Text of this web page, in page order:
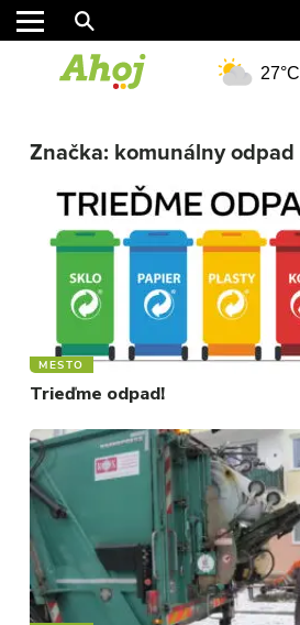
MESTO
REGIÓN
ŠPORT
FOTKY
VIDEO
MIX
27°C
Značka: komunálny odpad
MESTO
Trieďme odpad!